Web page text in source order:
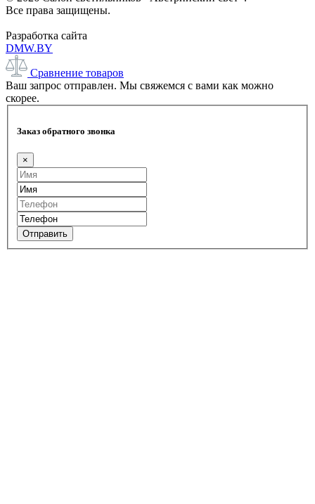
Все права защищены.
Разработка сайта
DMW.BY
Сравнение товаров
Ваш запрос отправлен. Мы свяжемся с вами как можно
скорее.
Заказ обратного звонка
×
Отправить